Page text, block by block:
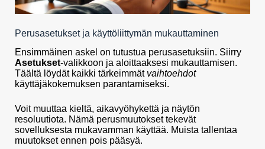
Perusasetukset ja käyttöliittymän mukauttaminen
Ensimmäinen askel on tutustua perusasetuksiin. Siirry
Asetukset-valikkoon ja aloittaaksesi mukauttamisen.
Täältä löydät kaikki tärkeimmät vaihtoehdot
käyttäjäkokemuksen parantamiseksi.
Voit muuttaa kieltä, aikavyöhykettä ja näytön
resoluutiota. Nämä perusmuutokset tekevät
sovelluksesta mukavamman käyttää. Muista tallentaa
muutokset ennen pois pääsyä.